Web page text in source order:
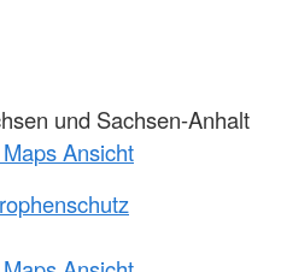
und Sachsen-Anhalt
Ansicht